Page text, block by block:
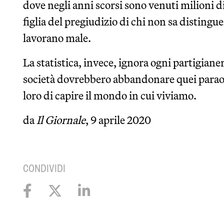
dove negli anni scorsi sono venuti milioni
figlia del pregiudizio di chi non sa
lavorano male.
La statistica, invece, ignora ogni
società dovrebbero abbandonare quei
loro di capire il mondo in cui viviamo.
daIl Giornale, 9 aprile 2020
CONDIVIDI